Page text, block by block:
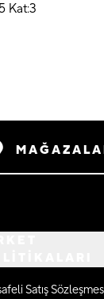
Kat:3
Satış